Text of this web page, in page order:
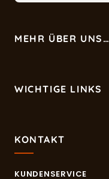
MEHR ÜBER UNS…
WICHTIGE LINKS
KONTAKT
KUNDENSERVICE